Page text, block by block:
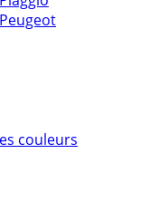
couleurs